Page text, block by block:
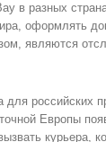
в разных
оформлять
являются
российских
Европы
курьера,